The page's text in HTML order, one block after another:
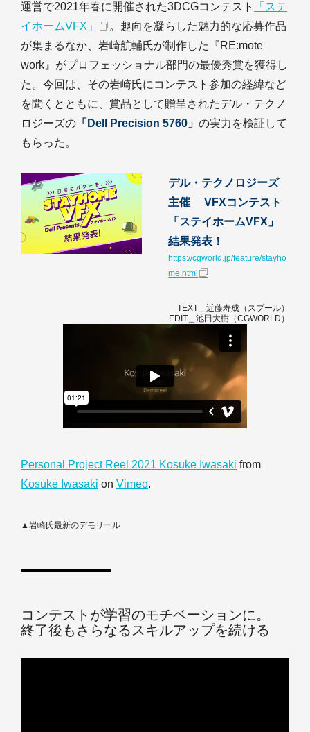
運営で2021年春に開催された3DCGコンテスト
「ステ
イホームVFX」
。趣向を凝らした魅力的な応募作品
が集まるなか、岩崎航輔氏が制作した『RE:mote
work』がプロフェッショナル部門の最優秀賞を獲得し
た。今回は、その岩崎氏にコンテスト参加の経緯など
を聞くとともに、賞品として贈呈されたデル・テクノ
ロジーズの 「Dell Precision 5760」 の実力を検証して
もらった。
デル・テクノロジーズ
主催 VFXコンテスト
「ステイホームVFX」
結果発表！
https://cgworld.jp/feature/stayho
me.html
TEXT＿近藤寿成（スプール）
EDIT＿池田大樹（CGWORLD）
Personal Project Reel 2021 Kosuke Iwasaki from
Kosuke Iwasaki on Vimeo.
▲岩崎氏最新のデモリール
コンテストが学習のモチベーションに。
終了後もさらなるスキルアップを続ける